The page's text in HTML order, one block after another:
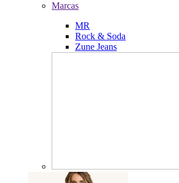
Marcas
MR
Rock & Soda
Zune Jeans